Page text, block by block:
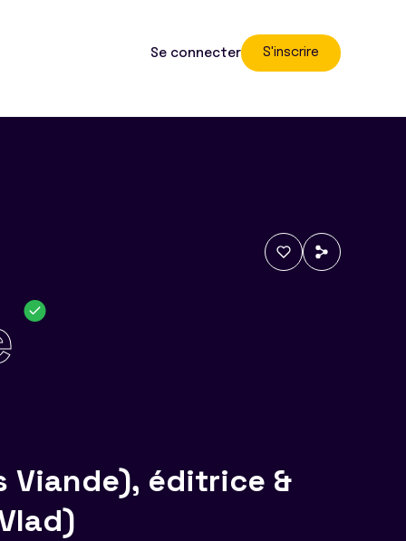
Se connecter S'inscrire
Viande), éditrice &